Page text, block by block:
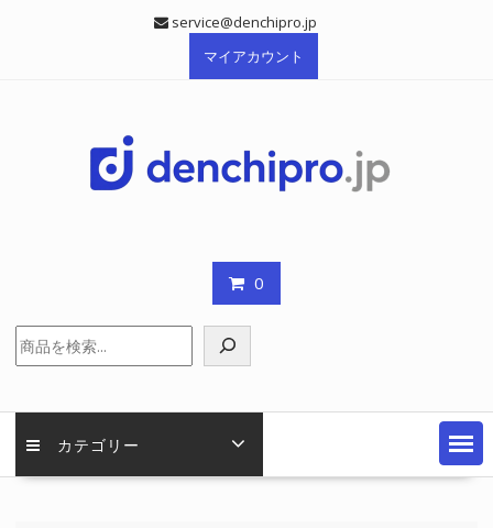
service@denchipro.jp
マイアカウント
0
索
カテゴリー